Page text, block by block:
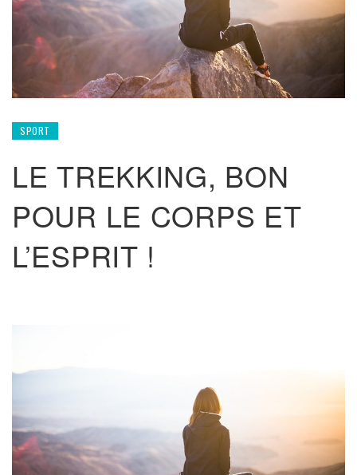
SPORT
LE TREKKING, BON
POUR LE CORPS ET
L’ESPRIT !